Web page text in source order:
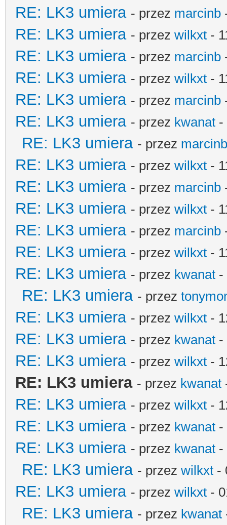
RE: LK3 umiera - przez marcinb
RE: LK3 umiera - przez wilkxt -
RE: LK3 umiera - przez marcinb
RE: LK3 umiera - przez wilkxt -
RE: LK3 umiera - przez marcinb
RE: LK3 umiera - przez kwanat -
RE: LK3 umiera - przez marcinb
RE: LK3 umiera - przez wilkxt -
RE: LK3 umiera - przez marcinb
RE: LK3 umiera - przez wilkxt -
RE: LK3 umiera - przez marcinb
RE: LK3 umiera - przez wilkxt -
RE: LK3 umiera - przez kwanat -
RE: LK3 umiera - przez
RE: LK3 umiera - przez wilkxt -
RE: LK3 umiera - przez kwanat -
RE: LK3 umiera - przez wilkxt -
RE: LK3 umiera - przez kwanat
RE: LK3 umiera - przez wilkxt -
RE: LK3 umiera - przez kwanat -
RE: LK3 umiera - przez kwanat -
RE: LK3 umiera - przez wilkxt -
RE: LK3 umiera - przez wilkxt -
RE: LK3 umiera - przez kwanat